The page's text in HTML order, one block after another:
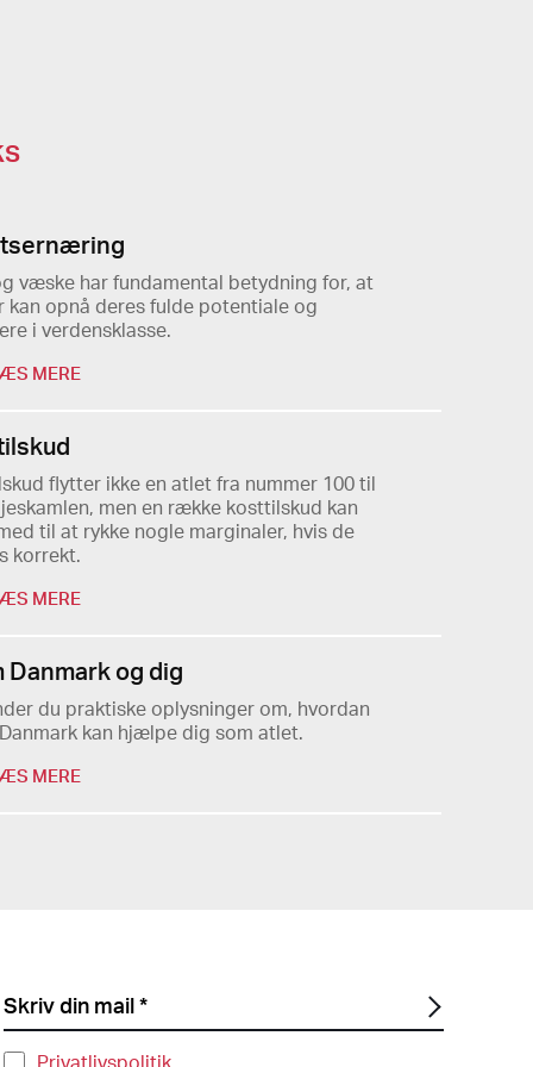
væske har fundamental betydning for, at
kan opnå deres fulde potentiale og
i verdensklasse.
MERE
flytter ikke en atlet fra nummer 100 til
men en række kosttilskud kan
til at rykke nogle marginaler, hvis de
korrekt.
MERE
Danmark og dig
du praktiske oplysninger om, hvordan
kan hjælpe dig som atlet.
MERE